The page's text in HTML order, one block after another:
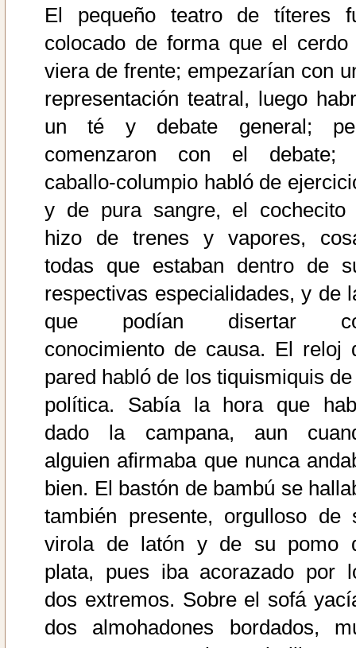
El pequeño teatro de títeres
colocado de forma que el cerdo
viera de frente; empezarían con
representación teatral, luego
un té y debate general;
comenzaron con el debate;
caballo-columpio habló de
y de pura sangre, el cochecito
hizo de trenes y vapores,
todas que estaban dentro de
respectivas especialidades, y de
que podían disertar
conocimiento de causa. El reloj
pared habló de los tiquismiquis
política. Sabía la hora que
dado la campana, aun
alguien afirmaba que nunca
bien. El bastón de bambú se
también presente, orgulloso de
virola de latón y de su pomo
plata, pues iba acorazado por
dos extremos. Sobre el sofá
dos almohadones bordados,